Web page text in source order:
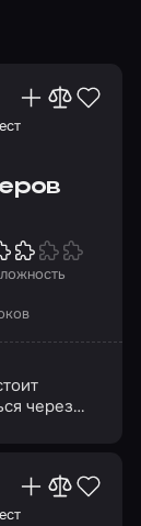
через